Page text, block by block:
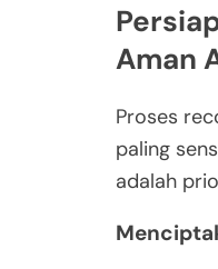
Aman
Proses
paling
adalah